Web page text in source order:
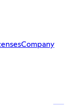
Company